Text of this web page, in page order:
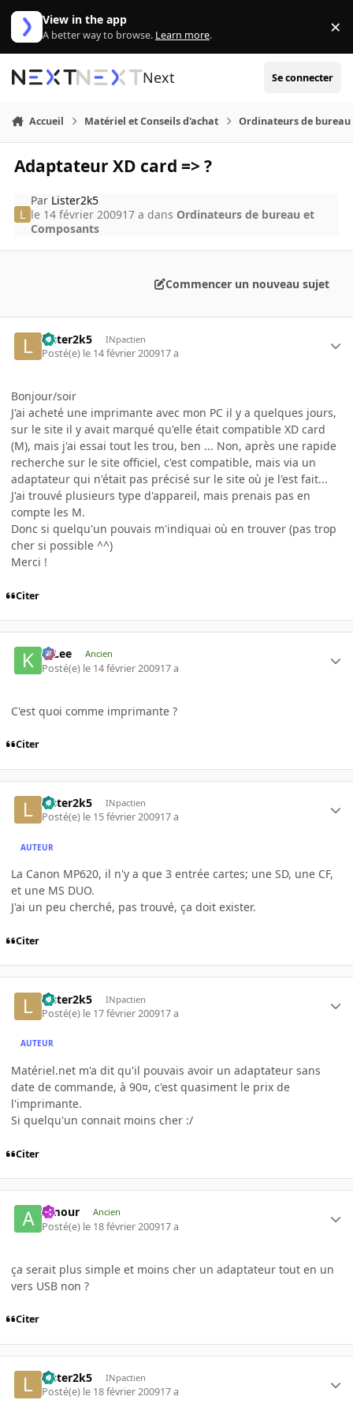
Aller au contenu
View in the app
A better way to browse. Learn more. ×
Next Se connecter
Accueil Matériel et Conseils d'achat Ordinateurs de bureau
Adaptateur XD card => ?
Par Lister2k5
le 14 février 200917 a dans Ordinateurs de bureau et
Composants
Commencer un nouveau sujet
Lister2k5 INpactien
Posté(e) le 14 février 200917 a
Bonjour/soir
J'ai acheté une imprimante avec mon PC il y a quelques jours,
sur le site il y avait marqué qu'elle était compatible XD card
(M), mais j'ai essai tout les trou, ben ... Non, après une rapide
recherche sur le site officiel, c'est compatible, mais via un
adaptateur qui n'était pas précisé sur le site où je l'est fait...
J'ai trouvé plusieurs type d'appareil, mais prenais pas en
compte les M.
Donc si quelqu'un pouvais m'indiquai où en trouver (pas trop
cher si possible ^^)
Merci !
Citer
K-Lee Ancien
Posté(e) le 14 février 200917 a
C'est quoi comme imprimante ?
Citer
Lister2k5 INpactien
Posté(e) le 15 février 200917 a
AUTEUR
La Canon MP620, il n'y a que 3 entrée cartes; une SD, une CF,
et une MS DUO.
J'ai un peu cherché, pas trouvé, ça doit exister.
Citer
Lister2k5 INpactien
Posté(e) le 17 février 200917 a
AUTEUR
Matériel.net m'a dit qu'il pouvais avoir un adaptateur sans
date de commande, à 90¤, c'est quasiment le prix de
l'imprimante.
Si quelqu'un connait moins cher :/
Citer
Amour Ancien
Posté(e) le 18 février 200917 a
ça serait plus simple et moins cher un adaptateur tout en un
vers USB non ?
Citer
Lister2k5 INpactien
Posté(e) le 18 février 200917 a